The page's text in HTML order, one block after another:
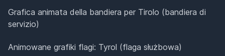
Grafica animata della bandiera per Tirolo (bandiera di
servizio)
Animowane grafiki flagi: Tyrol (flaga służbowa)